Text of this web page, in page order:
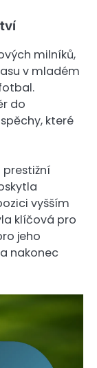
milníků,
v mladém
do
které
vyšším
klíčová pro
jeho
nakonec